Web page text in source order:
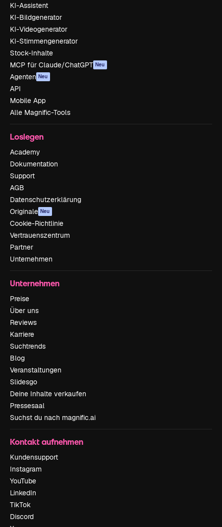
KI-Assistent
KI-Bildgenerator
KI-Videogenerator
KI-Stimmengenerator
Stock-Inhalte
MCP für Claude/ChatGPT Neu
Agenten Neu
API
Mobile App
Alle Magnific-Tools
Loslegen
Academy
Dokumentation
Support
AGB
Datenschutzerklärung
Originale Neu
Cookie-Richtlinie
Vertrauenszentrum
Partner
Unternehmen
Unternehmen
Preise
Über uns
Reviews
Karriere
Suchtrends
Blog
Veranstaltungen
Slidesgo
Deine Inhalte verkaufen
Pressesaal
Suchst du nach magnific.ai
Kontakt aufnehmen
Kundensupport
Instagram
YouTube
LinkedIn
TikTok
Discord